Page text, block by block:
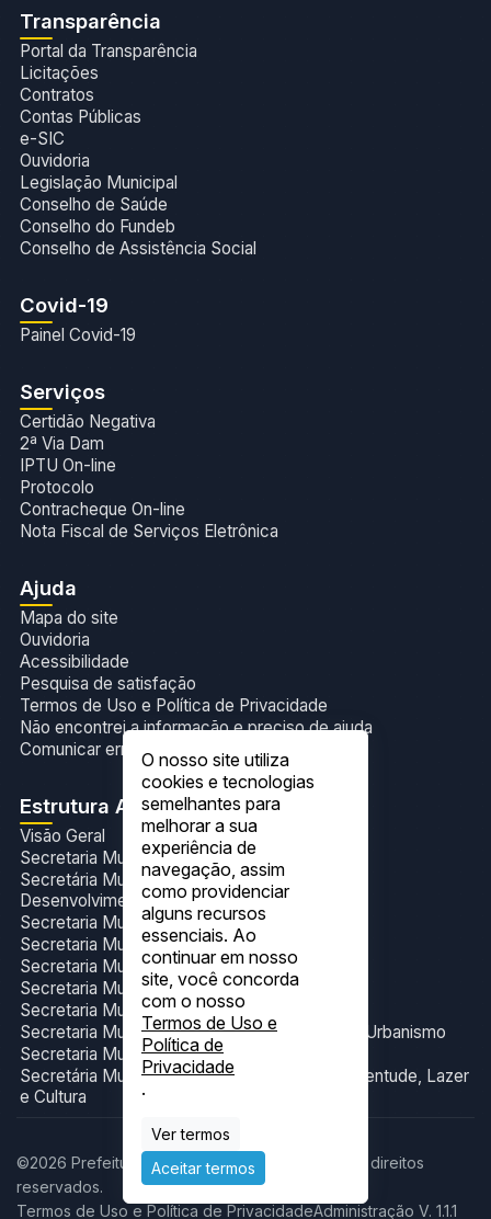
Transparência
Portal da Transparência
Licitações
Contratos
Contas Públicas
e-SIC
Ouvidoria
Legislação Municipal
Conselho de Saúde
Conselho do Fundeb
Conselho de Assistência Social
Covid-19
Painel Covid-19
Serviços
Certidão Negativa
2ª Via Dam
IPTU On-line
Protocolo
Contracheque On-line
Nota Fiscal de Serviços Eletrônica
Ajuda
Mapa do site
Ouvidoria
Acessibilidade
Pesquisa de satisfação
Termos de Uso e Política de Privacidade
Não encontrei a informação e preciso de ajuda
Comunicar erros no site
Estrutura Administrativa
Visão Geral
Secretaria Municipal de Administração
Secretária Municipal de Agricultura,Pecuária e
Desenvolvimento Sustentável
Secretaria Municipal de Assistência Social
Secretaria Municipal de Assuntos Indígenas
Secretaria Municipal de Educação
Secretaria Municipal de Finanças
Secretaria Municipal de Meio Ambiente
Secretaria Municipal de Obras, Transportes e Urbanismo
Secretaria Municipal de Saúde
Secretária Municipal de Turismo, Esporte, Juventude, Lazer
e Cultura
©2026 Prefeitura Municipal de Itacajá. Todos os direitos
reservados.
Termos de Uso e Política de PrivacidadeAdministração V. 1.1.1
O nosso site utiliza
cookies e tecnologias
semelhantes para
melhorar a sua
experiência de
navegação, assim
como providenciar
alguns recursos
essenciais. Ao
continuar em nosso
site, você concorda
com o nosso
Termos de Uso e
Política de
Privacidade
.
Ver termos
Aceitar termos